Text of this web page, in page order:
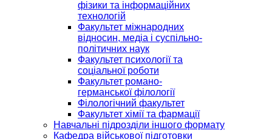
фізики та інформаційних
технологій
Факультет міжнародних
відносин, медіа і суспільно-
політичних наук
Факультет психології та
соціальної роботи
Факультет романо-
германської філології
Філологічний факультет
Факультет хімії та фармації
Навчальні підрозділи іншого формату
Кафедра військової підготовки